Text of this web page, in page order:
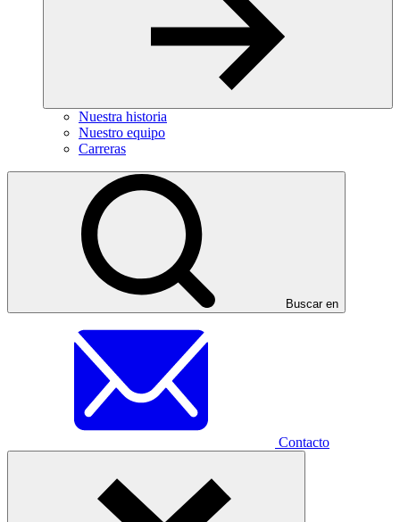
Nuestra historia
Nuestro equipo
Carreras
Buscar en
Contacto